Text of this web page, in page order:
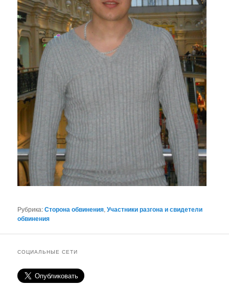
Рубрика:Сторона обвинения,Участники разгона и свидетели
обвинения
СОЦИАЛЬНЫЕ СЕТИ